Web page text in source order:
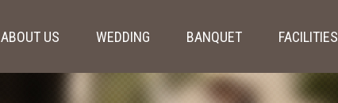
ABOUT US WEDDING BANQUET FACILITIES